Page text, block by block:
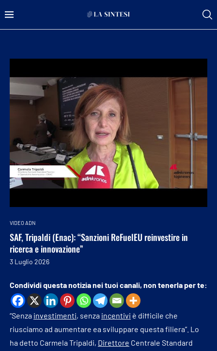
VIDEO ADN
SAF, Tripaldi (Enac): “Sanzioni ReFuelEU reinvestire in
ricerca e innovazione”
3 Luglio 2026
Condividi questa notizia nei tuoi canali, non tenerla per te:
“Senza investimenti, senza incentivi è difficile che
riusciamo ad aumentare ea sviluppare questa filiera”. Lo
ha detto Carmela Tripaldi, Direttore Centrale Standard